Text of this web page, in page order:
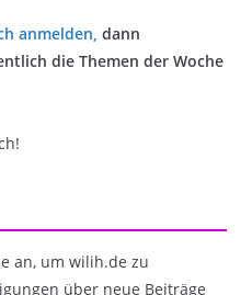
anmelden, dann
die Themen der Woche
an, um wilih.de zu
über neue Beiträge